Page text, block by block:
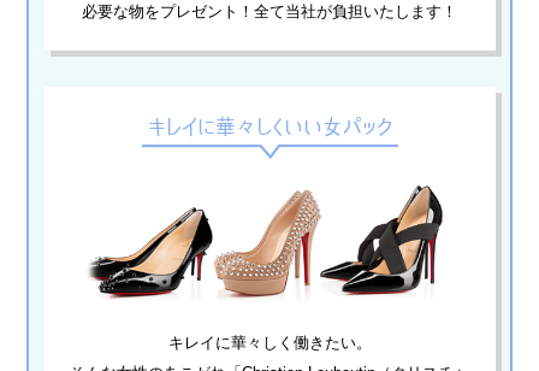
必要な物をプレゼント！全て当社が負担いたします！
キレイに華々しくいい女パック
キレイに華々しく働きたい。